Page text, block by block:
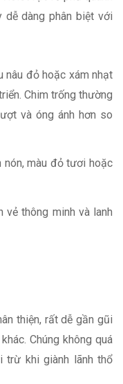
dàng phân biệt với
nâu đỏ hoặc xám nhạt
Chim trống thường
và óng ánh hơn so
nón, màu đỏ tươi hoặc
thông minh và lanh
thiện, rất dễ gần gũi
Chúng không quá
trừ khi giành lãnh thổ